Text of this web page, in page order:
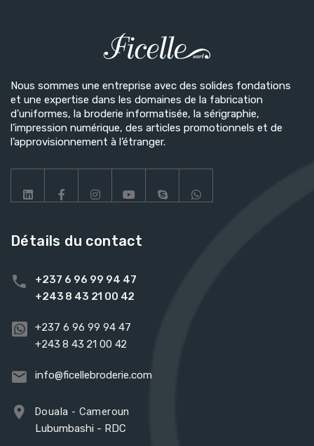
Nous sommes une entreprise avec des solides fondations
et une expertise dans les domaines de la fabrication
d’uniformes, la broderie informatisée, la sérigraphie,
l’impression numérique, des articles promotionnels et de
l’approvisionnement à l’étranger.
Détails du contact
+237 6 96 99 94 47
+243 8 43 21 00 42
+237 6 96 99 94 47
+243 8 43 21 00 42
info@ficellebroderie.com
Douala - Cameroun
Lubumbashi - RDC